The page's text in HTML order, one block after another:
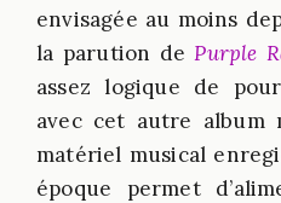
envisagée au moins
la parution dePurple
assez logique de
avec cet autre album
matériel musical
époque permet